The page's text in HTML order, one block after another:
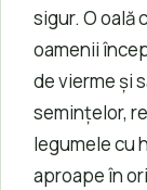
sigur. O oală
oamenii
de vierme și
semințelor,
legumele cu
aproape în